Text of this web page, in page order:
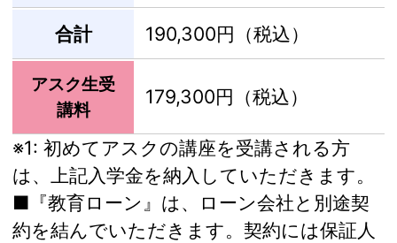
合計 190,300円（税込）
アスク生受
講料
179,300円（税込）
※1: 初めてアスクの講座を受講される方
は、上記入学金を納入していただきます。
■『教育ローン』は、ローン会社と別途契
約を結んでいただきます。契約には保証人